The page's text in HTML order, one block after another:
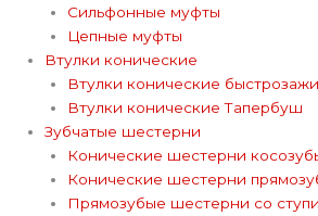
Сильфонные муфты
Цепные муфты
Втулки конические
Втулки конические
Втулки конические Тапербуш
Зубчатые шестерни
Конические шестерни
Конические шестерни
Прямозубые шестерни со